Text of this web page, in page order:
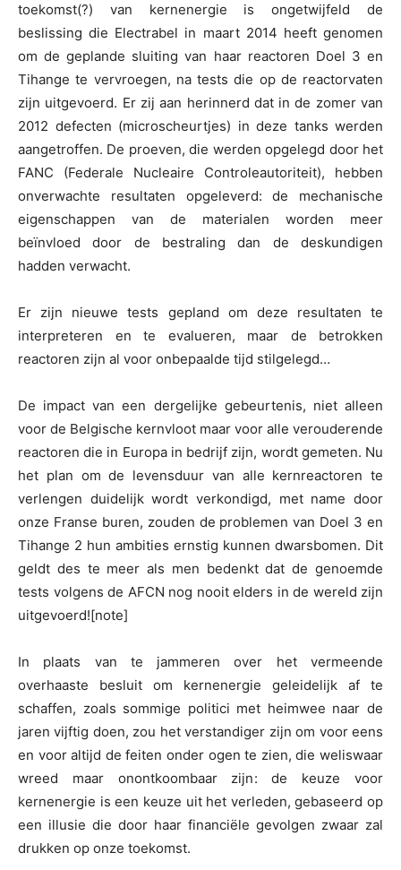
toekomst(?) van kernenergie is ongetwijfeld de
beslissing die Electrabel in maart 2014 heeft genomen
om de geplande sluiting van haar reactoren Doel 3 en
Tihange te vervroegen, na tests die op de reactorvaten
zijn uitgevoerd. Er zij aan herinnerd dat in de zomer van
2012 defecten (microscheurtjes) in deze tanks werden
aangetroffen. De proeven, die werden opgelegd door het
FANC (Federale Nucleaire Controleautoriteit), hebben
onverwachte resultaten opgeleverd: de mechanische
eigenschappen van de materialen worden meer
beïnvloed door de bestraling dan de deskundigen
hadden verwacht.
Er zijn nieuwe tests gepland om deze resultaten te
interpreteren en te evalueren, maar de betrokken
reactoren zijn al voor onbepaalde tijd stilgelegd…
De impact van een dergelijke gebeurtenis, niet alleen
voor de Belgische kernvloot maar voor alle verouderende
reactoren die in Europa in bedrijf zijn, wordt gemeten. Nu
het plan om de levensduur van alle kernreactoren te
verlengen duidelijk wordt verkondigd, met name door
onze Franse buren, zouden de problemen van Doel 3 en
Tihange 2 hun ambities ernstig kunnen dwarsbomen. Dit
geldt des te meer als men bedenkt dat de genoemde
tests volgens de AFCN nog nooit elders in de wereld zijn
uitgevoerd![note]
In plaats van te jammeren over het vermeende
overhaaste besluit om kernenergie geleidelijk af te
schaffen, zoals sommige politici met heimwee naar de
jaren vijftig doen, zou het verstandiger zijn om voor eens
en voor altijd de feiten onder ogen te zien, die weliswaar
wreed maar onontkoombaar zijn: de keuze voor
kernenergie is een keuze uit het verleden, gebaseerd op
een illusie die door haar financiële gevolgen zwaar zal
drukken op onze toekomst.